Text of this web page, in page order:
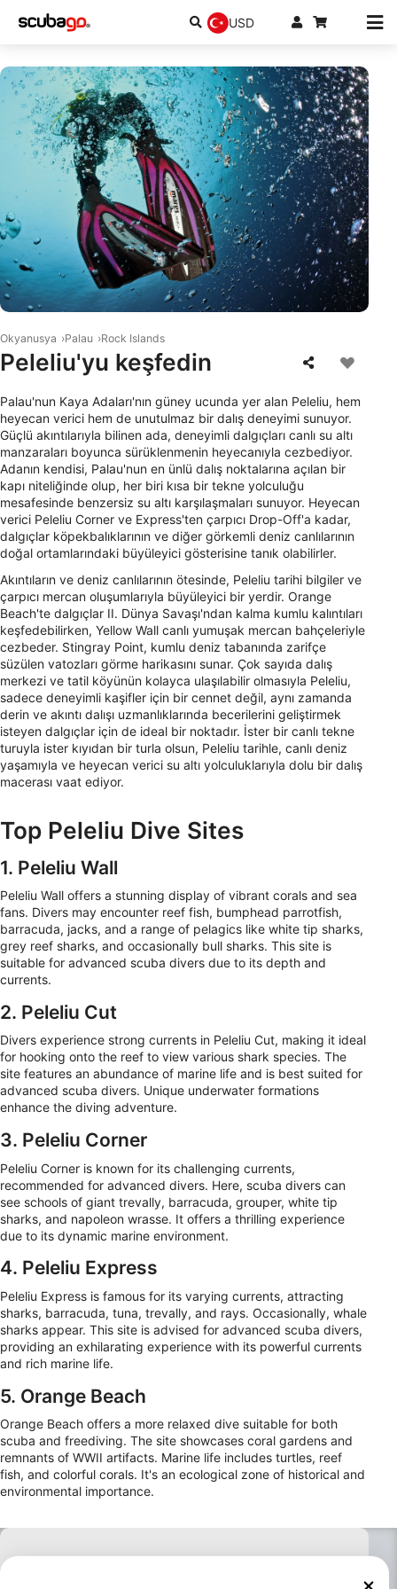
USD
Okyanusya Palau Rock Islands
Peleliu'yu keşfedin
Palau'nun Kaya Adaları'nın güney ucunda yer alan Peleliu, hem
heyecan verici hem de unutulmaz bir dalış deneyimi sunuyor.
Güçlü akıntılarıyla bilinen ada, deneyimli dalgıçları canlı su altı
manzaraları boyunca sürüklenmenin heyecanıyla cezbediyor.
Adanın kendisi, Palau'nun en ünlü dalış noktalarına açılan bir
kapı niteliğinde olup, her biri kısa bir tekne yolculuğu
mesafesinde benzersiz su altı karşılaşmaları sunuyor. Heyecan
verici Peleliu Corner ve Express'ten çarpıcı Drop-Off'a kadar,
dalgıçlar köpekbalıklarının ve diğer görkemli deniz canlılarının
doğal ortamlarındaki büyüleyici gösterisine tanık olabilirler.
Akıntıların ve deniz canlılarının ötesinde, Peleliu tarihi bilgiler ve
çarpıcı mercan oluşumlarıyla büyüleyici bir yerdir. Orange
Beach'te dalgıçlar II. Dünya Savaşı'ndan kalma kumlu kalıntıları
keşfedebilirken, Yellow Wall canlı yumuşak mercan bahçeleriyle
cezbeder. Stingray Point, kumlu deniz tabanında zarifçe
süzülen vatozları görme harikasını sunar. Çok sayıda dalış
merkezi ve tatil köyünün kolayca ulaşılabilir olmasıyla Peleliu,
sadece deneyimli kaşifler için bir cennet değil, aynı zamanda
derin ve akıntı dalışı uzmanlıklarında becerilerini geliştirmek
isteyen dalgıçlar için de ideal bir noktadır. İster bir canlı tekne
turuyla ister kıyıdan bir turla olsun, Peleliu tarihle, canlı deniz
yaşamıyla ve heyecan verici su altı yolculuklarıyla dolu bir dalış
macerası vaat ediyor.
Top Peleliu Dive Sites
1. Peleliu Wall
Peleliu Wall offers a stunning display of vibrant corals and sea
fans. Divers may encounter reef fish, bumphead parrotfish,
barracuda, jacks, and a range of pelagics like white tip sharks,
grey reef sharks, and occasionally bull sharks. This site is
suitable for advanced scuba divers due to its depth and
currents.
2. Peleliu Cut
Divers experience strong currents in Peleliu Cut, making it ideal
for hooking onto the reef to view various shark species. The
site features an abundance of marine life and is best suited for
advanced scuba divers. Unique underwater formations
enhance the diving adventure.
3. Peleliu Corner
Peleliu Corner is known for its challenging currents,
recommended for advanced divers. Here, scuba divers can
see schools of giant trevally, barracuda, grouper, white tip
sharks, and napoleon wrasse. It offers a thrilling experience
due to its dynamic marine environment.
4. Peleliu Express
Peleliu Express is famous for its varying currents, attracting
sharks, barracuda, tuna, trevally, and rays. Occasionally, whale
sharks appear. This site is advised for advanced scuba divers,
providing an exhilarating experience with its powerful currents
and rich marine life.
5. Orange Beach
Orange Beach offers a more relaxed dive suitable for both
scuba and freediving. The site showcases coral gardens and
remnants of WWII artifacts. Marine life includes turtles, reef
fish, and colorful corals. It's an ecological zone of historical and
environmental importance.